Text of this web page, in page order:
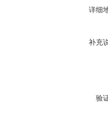
详细
补充
验